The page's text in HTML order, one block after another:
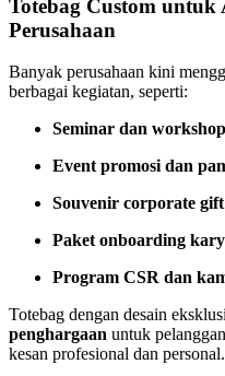
Totebag Custom
Perusahaan
Banyak perusahaan kini
berbagai kegiatan, seperti:
Seminar dan
Event promosi dan
Souvenir corporate gift
Paket onboarding
Program CSR dan
Totebag dengan desain
penghargaan untuk
kesan profesional dan personal.